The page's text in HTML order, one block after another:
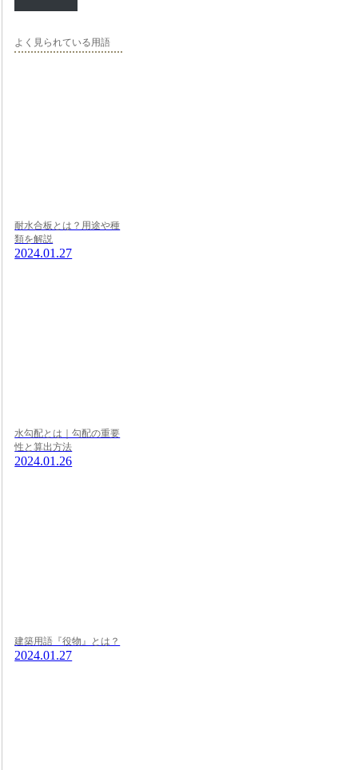
よく見られている用語
耐水合板とは？用途や種
類を解説
2024.01.27
水勾配とは｜勾配の重要
性と算出方法
2024.01.26
建築用語『役物』とは？
2024.01.27